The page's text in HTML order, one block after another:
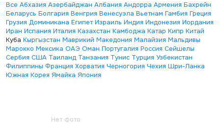
Все Абхазия Азербайджан Албания Андорра Армения Бахрейн
Беларусь Болгария Венгрия Венесуэла Вьетнам Гамбия Греция
Грузия Доминикана Египет Израиль Индия Индонезия Иордания
Иран Испания Италия Казахстан Камбоджа Катар Кипр Китай
Куба Кыргызстан Маврикий Македония Малайзия Мальдивы
Марокко Мексика ОАЭ Оман Португалия Россия Сейшелы
Сербия США Таиланд Танзания Тунис Турция Узбекистан
Филиппины Франция Хорватия Черногория Чехия Шри-Ланка
Южная Корея Ямайка Япония
Нет фото